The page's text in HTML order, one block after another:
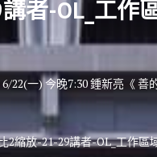
者-OL_工作
22(一) 今晚7:30 鍾新亮《 善
2縮放-21-29講者-OL_工作區